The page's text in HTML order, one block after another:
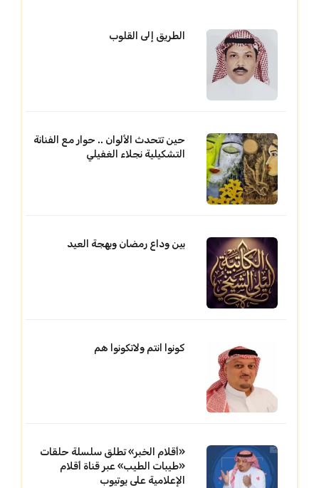
الطريق إلى القلوب
حين تتحدث الألوان .. حوار مع الفنانة
التشكيلية نجلاء الغفيلي
بين وداع رمضان وبهجة العيد
كونوا انتم ولاتكونوا هم
«أقلام الخبر» تطلق سلسلة حلقات
«طيبات الطيب» عبر قناة أقلام
الإعلامية على يوتيوب